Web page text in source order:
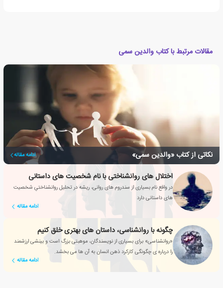
مقالات مرتبط با کتاب والدین سمی
نکاتی از کتاب «والدین سمی» ادامه مقاله
اختلال های روانشناختی با نام شخصیت های داستانی
در واقع نام بسیاری از سندروم های روانی، ریشه در تحلیل روانشناختیِ شخصیت
های داستانی دارد
ادامه مقاله
چگونه با روانشناسی، داستان های بهتری خلق کنیم
«روانشناسی» برای بسیاری از نویسندگان، موهبتی بزرگ است و بینشی ارزشمند
را درباره ی چگونگی کارکرد ذهن انسان به آن ها می بخشد.
ادامه مقاله